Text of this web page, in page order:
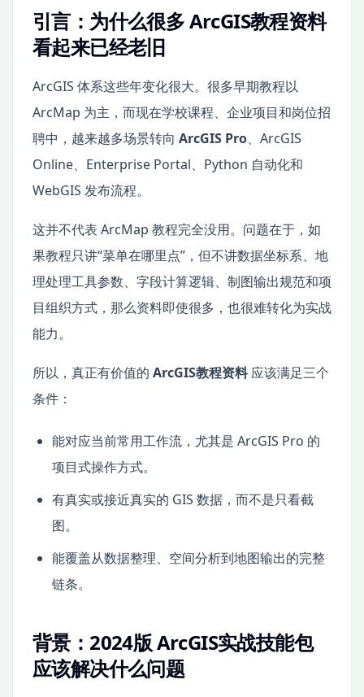
引言：为什么很多 ArcGIS教程资料
看起来已经老旧
ArcGIS 体系这些年变化很大。很多早期教程以
ArcMap 为主，而现在学校课程、企业项目和岗位招
聘中，越来越多场景转向 ArcGIS Pro、ArcGIS
Online、Enterprise Portal、Python 自动化和
WebGIS 发布流程。
这并不代表 ArcMap 教程完全没用。问题在于，如
果教程只讲“菜单在哪里点”，但不讲数据坐标系、地
理处理工具参数、字段计算逻辑、制图输出规范和项
目组织方式，那么资料即使很多，也很难转化为实战
能力。
所以，真正有价值的 ArcGIS教程资料应该满足三个
条件：
能对应当前常用工作流，尤其是 ArcGIS Pro 的
项目式操作方式。
有真实或接近真实的 GIS 数据，而不是只看截
图。
能覆盖从数据整理、空间分析到地图输出的完整
链条。
背景：2024版 ArcGIS实战技能包
应该解决什么问题